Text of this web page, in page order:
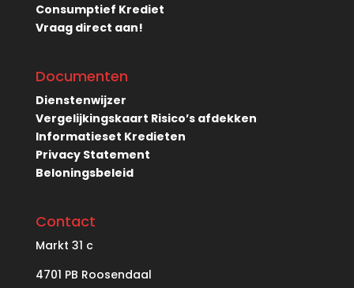
Consumptief Krediet
Vraag direct aan!
Documenten
Dienstenwijzer
Vergelijkingskaart Risico’s afdekken
Informatieset Kredieten
Privacy Statement
Beloningsbeleid
Contact
Markt 31 c
4701 PB Roosendaal